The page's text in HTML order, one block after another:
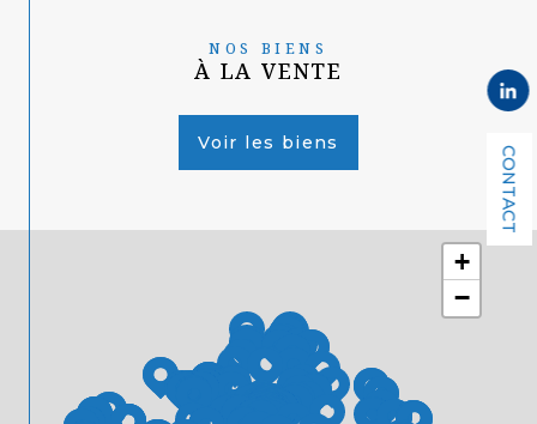
CONTACT
+
−
NOS BIENS
À LA VENTE
Voir les biens